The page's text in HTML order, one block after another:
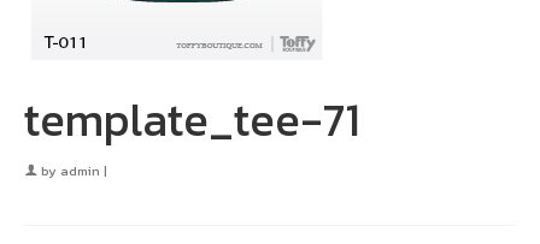
template_tee-71
by admin |